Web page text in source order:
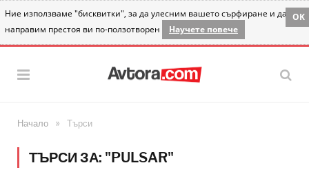
Ние използваме "бисквитки", за да улесним вашето сърфиране и да
направим престоя ви по-ползотворен
Научете повече
OK
Начало » Търси
ТЪРСИ ЗА: "PULSAR"